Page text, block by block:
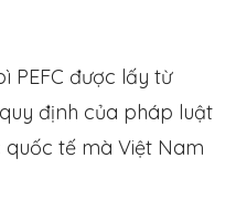
PEFC được lấy từ
định của pháp luật
tế mà Việt Nam